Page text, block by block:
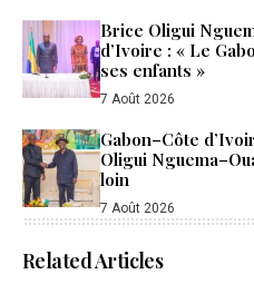
Brice Oligui
d’Ivoire : « Le
ses enfants »
7 Août 2026
Gabon–Côte
Oligui
loin
7 Août 2026
Related Articles